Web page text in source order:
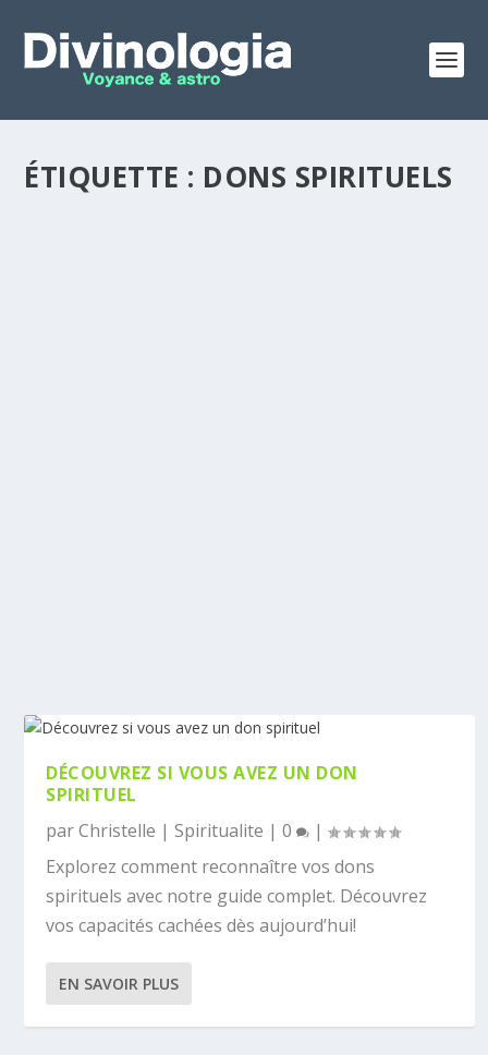
ÉTIQUETTE : DONS SPIRITUELS
DÉCOUVREZ SI VOUS AVEZ UN DON
SPIRITUEL
parChristelle |Spiritualite |0
|
Explorez comment reconnaître vos dons
spirituels avec notre guide complet. Découvrez
vos capacités cachées dès aujourd’hui!
EN SAVOIR PLUS